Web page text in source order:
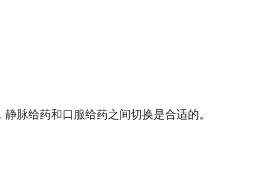
脉给药和口服给药之间切换是合适的。